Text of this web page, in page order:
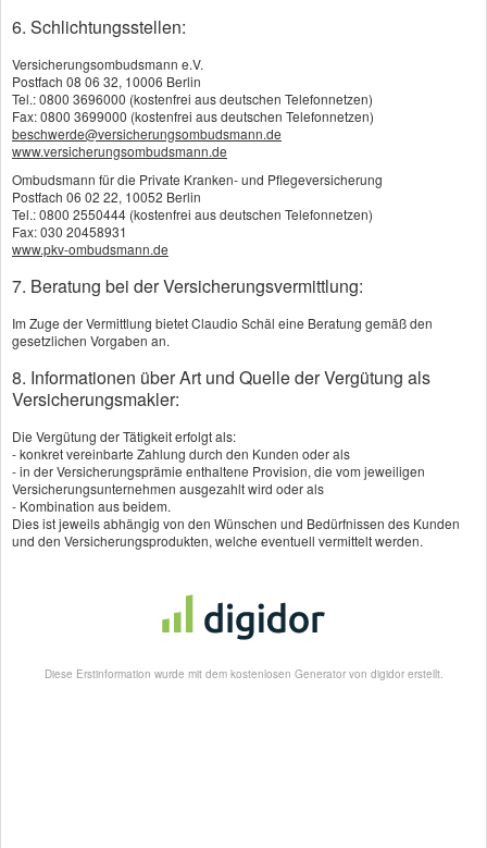
erreichbar am:
Am besten
erreichbar
gegen:
Hier noch eine kleine Auswahl der Orte, in denen ich Ihnen gerne
persönlich und vor Ort helfe mit einem Vergleich den passenden
Bausparvertrag zu finden nehmen Sie einfach Kontakt zu mir auf:
Freudenstadt, Dornstetten, Pfalzgrafenweiler, Haiterbach,
Gärtringen, Ehningen, Weil der Stadt, Ostelsheim, Simmozheim,
Leonberg, Neubulach, Rottenburg, Schömberg, Tübingen, Bad
Liebenzell, Bad Teinach, Zavelstein, Bondorf, Deckenpfronn,
Maichingen, Mötzingen, Neuweiler, Schönaich, Schopfloch,
Seebronn, Unterreichenbach, Waldachtal und selbstverständlich
Wildberg.
Neu hier? - Registrieren!
6. Schlichtungsstellen:
Versicherungsombudsmann e.V.
Postfach 08 06 32, 10006 Berlin
Tel.: 0800 3696000 (kostenfrei aus deutschen Telefonnetzen)
Fax: 0800 3699000 (kostenfrei aus deutschen Telefonnetzen)
beschwerde@versicherungsombudsmann.de
www.versicherungsombudsmann.de
Ombudsmann für die Private Kranken- und Pflegeversicherung
Postfach 06 02 22, 10052 Berlin
Tel.: 0800 2550444 (kostenfrei aus deutschen Telefonnetzen)
Fax: 030 20458931
www.pkv-ombudsmann.de
7. Beratung bei der Versicherungsvermittlung:
Im Zuge der Vermittlung bietet Claudio Schäl eine Beratung gemäß den
gesetzlichen Vorgaben an.
8. Informationen über Art und Quelle der Vergütung als
Versicherungsmakler:
Die Vergütung der Tätigkeit erfolgt als:
- konkret vereinbarte Zahlung durch den Kunden oder als
- in der Versicherungsprämie enthaltene Provision, die vom jeweiligen
Versicherungsunternehmen ausgezahlt wird oder als
- Kombination aus beidem.
Dies ist jeweils abhängig von den Wünschen und Bedürfnissen des Kunden
und den Versicherungsprodukten, welche eventuell vermittelt werden.
Diese Erstinformation wurde mit dem kostenlosen Generator von digidor erstellt.